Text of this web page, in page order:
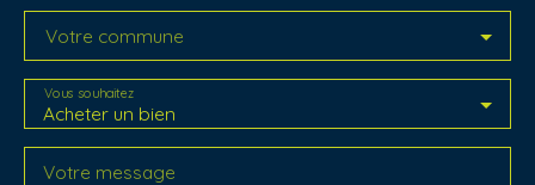
Votre commune
Acheter un bien
Vous souhaitez
Votre message